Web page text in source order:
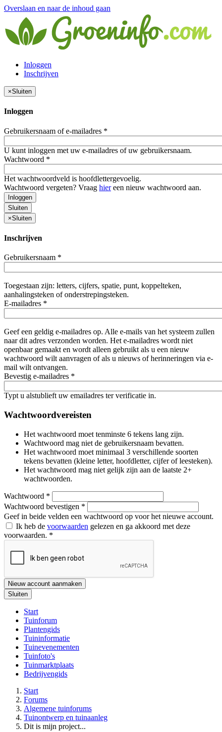
Overslaan en naar de inhoud gaan
Inloggen
Inschrijven
×Sluiten
Inloggen
Gebruikersnaam of e-mailadres *
U kunt inloggen met uw e-mailadres of uw gebruikersnaam.
Wachtwoord *
Het wachtwoordveld is hoofdlettergevoelig.
Wachtwoord vergeten? Vraag hiereen nieuw wachtwoord aan.
Inloggen
Sluiten
×Sluiten
Inschrijven
Gebruikersnaam *
Toegestaan zijn: letters, cijfers, spatie, punt, koppelteken,
aanhalingsteken of onderstrepingsteken.
E-mailadres *
Geef een geldig e-mailadres op. Alle e-mails van het systeem zullen
naar dit adres verzonden worden. Het e-mailadres wordt niet
openbaar gemaakt en wordt alleen gebruikt als u een nieuw
wachtwoord wilt aanvragen of als u nieuws of herinneringen via e-
mail wilt ontvangen.
Bevestig e-mailadres *
Typt u alstublieft uw emailadres ter verificatie in.
Wachtwoordvereisten
Het wachtwoord moet tenminste 6 tekens lang zijn.
Wachtwoord mag niet de gebruikersnaam bevatten.
Het wachtwoord moet minimaal 3 verschillende soorten
tekens bevatten (kleine letter, hoofdletter, cijfer of leesteken).
Het wachtwoord mag niet gelijk zijn aan de laatste 2+
wachtwoorden.
Wachtwoord *
Wachtwoord bevestigen *
Geef in beide velden een wachtwoord op voor het nieuwe account.
Ik heb de voorwaarden gelezen en ga akkoord met deze
voorwaarden. *
Nieuw account aanmaken
Sluiten
Start
Tuinforum
Plantengids
Tuininformatie
Tuinevenementen
Tuinfoto's
Tuinmarktplaats
Bedrijvengids
Start
Forums
Algemene tuinforums
Tuinontwerp en tuinaanleg
Dit is mijn project...